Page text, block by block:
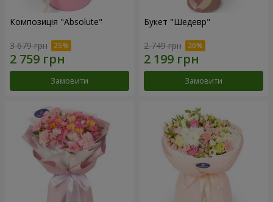
Композиція "Absolute"
3 679 грн
Замовити
Букет "Шедевр"
2 749 грн
Замовити